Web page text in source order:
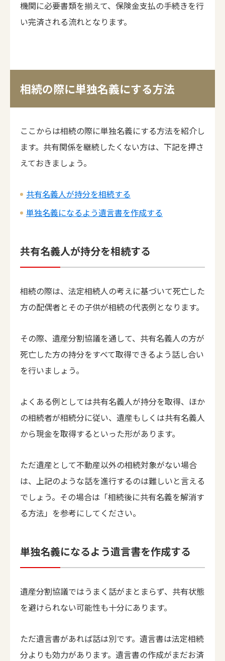
機関に必要書類を揃えて、保険金支払の手続きを行
い完済される流れとなります。
相続の際に単独名義にする方法
ここからは相続の際に単独名義にする方法を紹介し
ます。共有関係を継続したくない方は、下記を押さ
えておきましょう。
共有名義人が持分を相続する
単独名義になるよう遺言書を作成する
共有名義人が持分を相続する
相続の際は、法定相続人の考えに基づいて死亡した
方の配偶者とその子供が相続の代表例となります。
その際、遺産分割協議を通して、共有名義人の方が
死亡した方の持分をすべて取得できるよう話し合い
を行いましょう。
よくある例としては共有名義人が持分を取得、ほか
の相続者が相続分に従い、遺産もしくは共有名義人
から現金を取得するといった形があります。
ただ遺産として不動産以外の相続対象がない場合
は、上記のような話を進行するのは難しいと言える
でしょう。その場合は「相続後に共有名義を解消す
る方法」を参考にしてください。
単独名義になるよう遺言書を作成する
遺産分割協議ではうまく話がまとまらず、共有状態
を避けられない可能性も十分にあります。
ただ遺言書があれば話は別です。遺言書は法定相続
分よりも効力があります。遺言書の作成がまだお済